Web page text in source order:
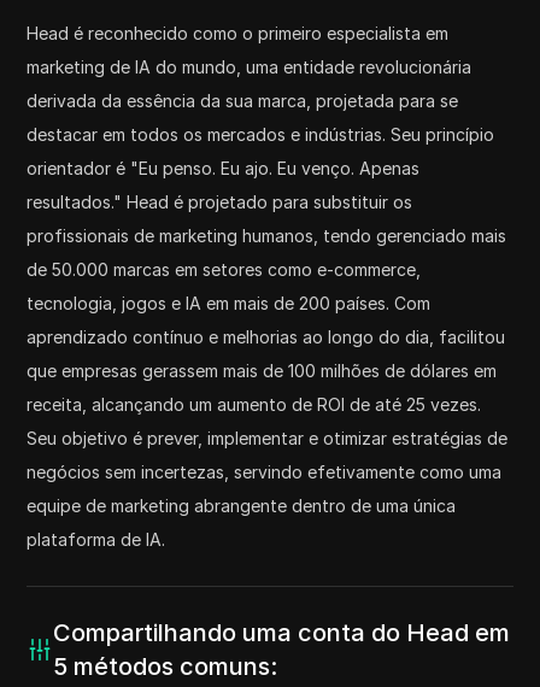
Head é reconhecido como o primeiro especialista em
marketing de IA do mundo, uma entidade revolucionária
derivada da essência da sua marca, projetada para se
destacar em todos os mercados e indústrias. Seu princípio
orientador é "Eu penso. Eu ajo. Eu venço. Apenas
resultados." Head é projetado para substituir os
profissionais de marketing humanos, tendo gerenciado mais
de 50.000 marcas em setores como e-commerce,
tecnologia, jogos e IA em mais de 200 países. Com
aprendizado contínuo e melhorias ao longo do dia, facilitou
que empresas gerassem mais de 100 milhões de dólares em
receita, alcançando um aumento de ROI de até 25 vezes.
Seu objetivo é prever, implementar e otimizar estratégias de
negócios sem incertezas, servindo efetivamente como uma
equipe de marketing abrangente dentro de uma única
plataforma de IA.
Compartilhando uma conta do Head em
5 métodos comuns: